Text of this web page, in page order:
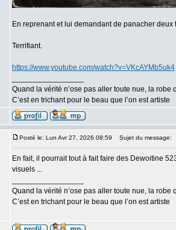
En reprenant et lui demandant de panacher deux
Terrifiant.
https://www.youtube.com/watch?v=VKcAYMb5uk4
Quand la vérité n’ose pas aller toute nue, la robe
C’est en trichant pour le beau que l’on est artiste
Posté le: Lun Avr 27, 2026 08:59 Sujet du message:
En fait, il pourrait tout à fait faire des Dewoitine
visuels ...
Quand la vérité n’ose pas aller toute nue, la robe
C’est en trichant pour le beau que l’on est artiste